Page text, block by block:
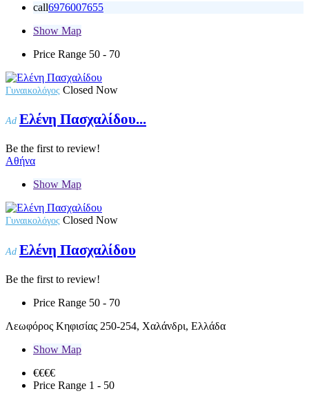
call6976007655
Show Map
Price Range 50 - 70
Γυναικολόγος Closed Now
Ad Ελένη Πασχαλίδου...
Be the first to review!
Αθήνα
Show Map
Γυναικολόγος Closed Now
Ad Ελένη Πασχαλίδου
Be the first to review!
Price Range 50 - 70
Λεωφόρος Κηφισίας 250-254, Χαλάνδρι, Ελλάδα
Show Map
€€€€
Price Range 1 - 50